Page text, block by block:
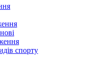
спорту